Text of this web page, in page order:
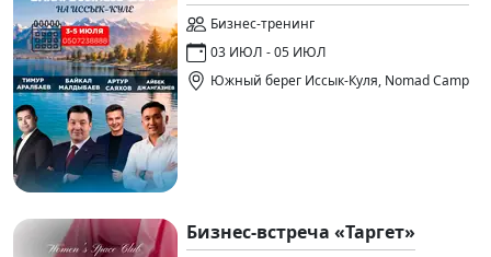
Бизнес-тренинг
03 ИЮЛ - 05 ИЮЛ
Южный берег Иссык-Куля, Nomad Camp
Бизнес-встреча «Таргет»